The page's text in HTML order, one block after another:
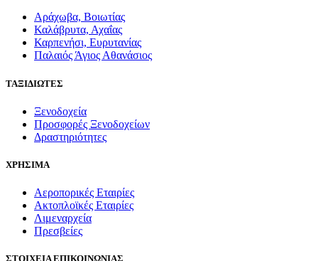
Αράχωβα, Βοιωτίας
Καλάβρυτα, Αχαΐας
Καρπενήσι, Ευρυτανίας
Παλαιός Άγιος Αθανάσιος
ΤΑΞΙΔΙΩΤΕΣ
Ξενοδοχεία
Προσφορές Ξενοδοχείων
Δραστηριότητες
ΧΡΗΣΙΜΑ
Αεροπορικές Εταιρίες
Ακτοπλοϊκές Εταιρίες
Λιμεναρχεία
Πρεσβείες
ΣΤΟΙΧΕΙΑ ΕΠΙΚΟΙΝΩΝΙΑΣ